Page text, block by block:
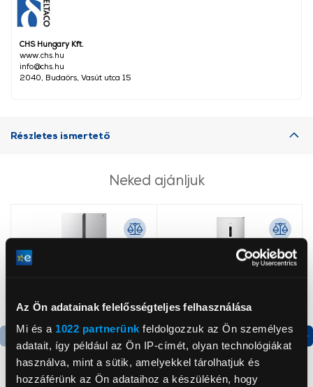
Az Ön adatainak felelősségteljes felhasználása
Mi és a 1022 partnerünk feldolgozzuk az Ön személyes
adatait, így például az Ön IP-címét, olyan technológiákat
használva, mint a sütik, amelyekkel tárolhatjuk és
hozzáférünk az Ön adataihoz a készülékén, hogy
CHS Hungary Kft.
www.chs.hu
info@chs.hu
2040, Budaörs, Vasút utca 15
Részletes ismertető
Neked ajánljuk
Termék adatlap